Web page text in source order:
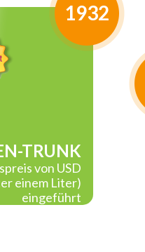
1932
TRUNK
von USD
einem Liter)
eingeführt